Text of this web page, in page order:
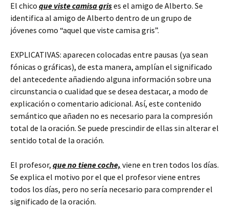
El chico que viste camisa grises el amigo de Alberto. Se
identifica al amigo de Alberto dentro de un grupo de
jóvenes como “aquel que viste camisa gris”.
EXPLICATIVAS: aparecen colocadas entre pausas (ya sean
fónicas o gráficas), de esta manera, amplían el significado
del antecedente añadiendo alguna información sobre una
circunstancia o cualidad que se desea destacar, a modo de
explicación o comentario adicional. Así, este contenido
semántico que añaden no es necesario para la compresión
total de la oración. Se puede prescindir de ellas sin alterar el
sentido total de la oración.
El profesor, que no tiene coche, viene en tren todos los días.
Se explica el motivo por el que el profesor viene entres
todos los días, pero no sería necesario para comprender el
significado de la oración.